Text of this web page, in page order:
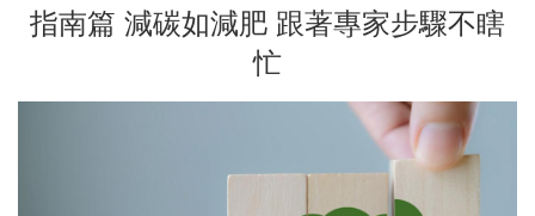
指南篇 減碳如減肥 跟著專家步驟不瞎
忙